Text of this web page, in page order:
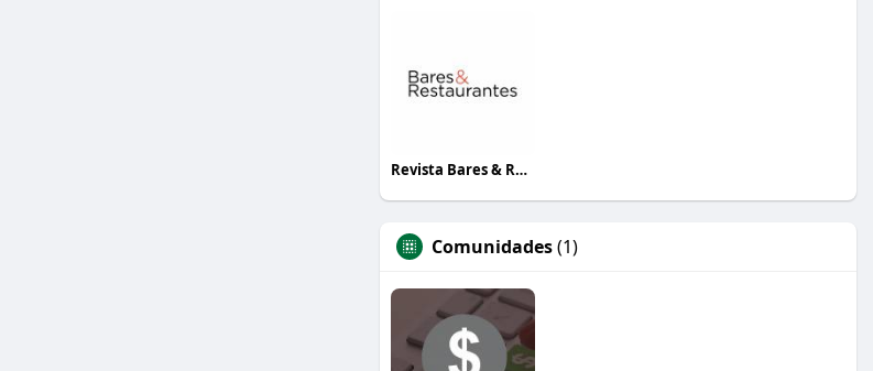
Revista Bares & Restaurantes
Comunidades(1)